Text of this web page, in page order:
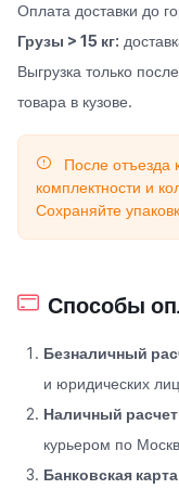
Оплата доставки до
Грузы > 15 кг:
Выгрузка только
товара в кузове.
После отъезда
комплектности и
Сохраняйте
Способы
Безналичный
и юридических
Наличный
курьером по
Банковская